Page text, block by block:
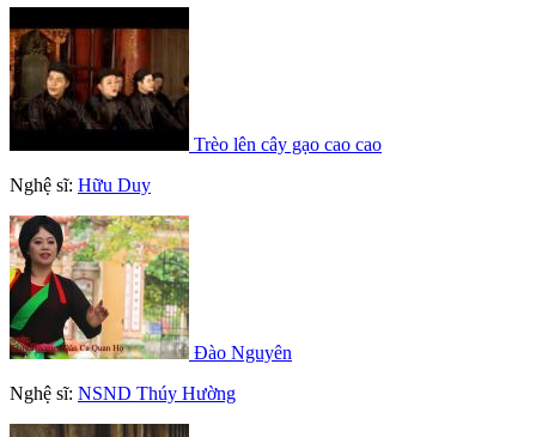
Trèo lên cây gạo cao cao
Nghệ sĩ: Hữu Duy
Đào Nguyên
Nghệ sĩ: NSND Thúy Hường